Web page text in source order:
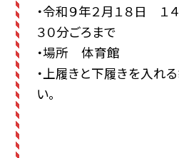
・令和９年２月１８日 １
３０分ごろまで
・場所 体育館
・上履きと下履きを入れ
い。